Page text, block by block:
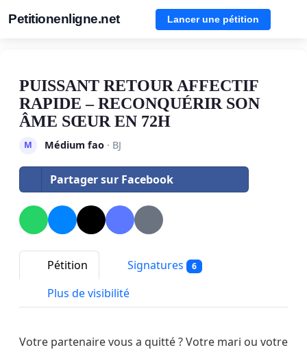
Petitionenligne.net Lancer une pétition
PUISSANT RETOUR AFFECTIF
RAPIDE – RECONQUÉRIR SON
ÂME SŒUR EN 72H
M Médium fao· BJ
Partager sur Facebook
Pétition Signatures 6
Plus de visibilité
Votre partenaire vous a quitté ? Votre mari ou votre